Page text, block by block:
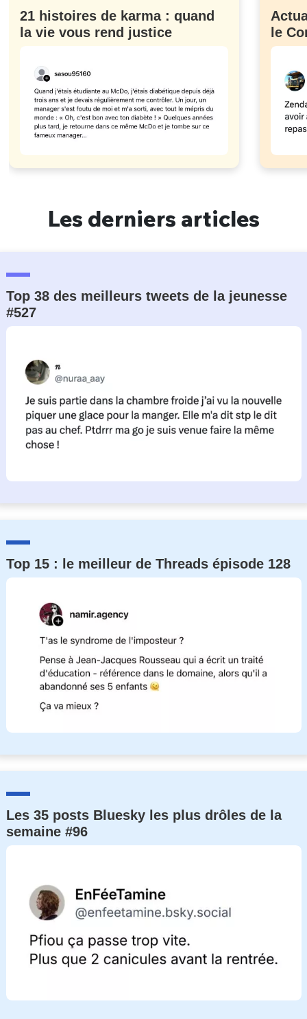
21 histoires de karma : quand
la vie vous rend justice
le
Les derniers articles
Top 38 des meilleurs tweets de la jeunesse
#527
Top 15 : le meilleur de Threads épisode 128
Les 35 posts Bluesky les plus drôles de la
semaine #96